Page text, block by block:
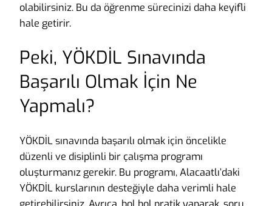
olabilirsiniz. Bu da öğrenme sürecinizi daha keyifli
hale getirir.
Peki, YÖKDİL Sınavında
Başarılı Olmak İçin Ne
Yapmalı?
YÖKDİL sınavında başarılı olmak için öncelikle
düzenli ve disiplinli bir çalışma programı
oluşturmanız gerekir. Bu programı, Alacaatlı’daki
YÖKDİL kurslarının desteğiyle daha verimli hale